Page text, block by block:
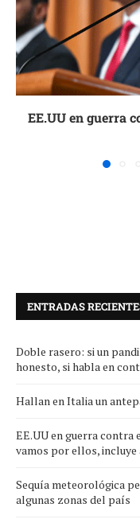
EE.UU en guerra
ENTRADAS
Doble rasero: si un
honesto, si habla en
Hallan en Italia un
EE.UU en guerra contra
vamos por ellos,
Sequía meteorológica
algunas zonas del país